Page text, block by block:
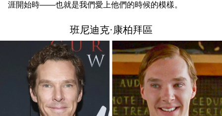
涯開始時——也就是我們愛上他們的時候的模樣。
班尼迪克·康柏拜區